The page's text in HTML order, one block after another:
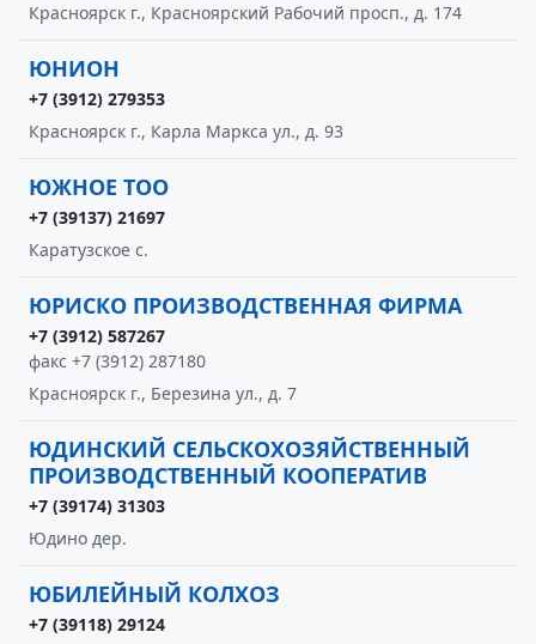
Красноярск г., Красноярский Рабочий просп., д. 174
ЮНИОН
+7 (3912) 279353
Красноярск г., Карла Маркса ул., д. 93
ЮЖНОЕ ТОО
+7 (39137) 21697
Каратузское с.
ЮРИСКО ПРОИЗВОДСТВЕННАЯ ФИРМА
+7 (3912) 587267
факс +7 (3912) 287180
Красноярск г., Березина ул., д. 7
ЮДИНСКИЙ СЕЛЬСКОХОЗЯЙСТВЕННЫЙ
ПРОИЗВОДСТВЕННЫЙ КООПЕРАТИВ
+7 (39174) 31303
Юдино дер.
ЮБИЛЕЙНЫЙ КОЛХОЗ
+7 (39118) 29124